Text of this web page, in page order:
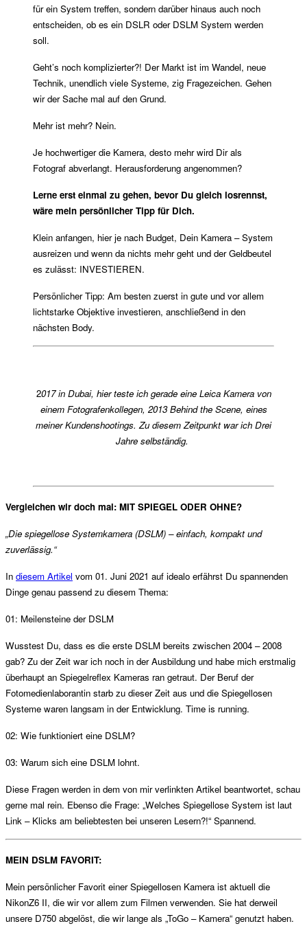
für ein System treffen, sondern darüber hinaus auch noch
entscheiden, ob es ein DSLR oder DSLM System werden
soll.
Geht’s noch komplizierter?! Der Markt ist im Wandel, neue
Technik, unendlich viele Systeme, zig Fragezeichen. Gehen
wir der Sache mal auf den Grund.
Mehr ist mehr? Nein.
Je hochwertiger die Kamera, desto mehr wird Dir als
Fotograf abverlangt. Herausforderung angenommen?
Lerne erst einmal zu gehen, bevor Du gleich losrennst,
wäre mein persönlicher Tipp für Dich.
Klein anfangen, hier je nach Budget, Dein Kamera – System
ausreizen und wenn da nichts mehr geht und der Geldbeutel
es zulässt: INVESTIEREN.
Persönlicher Tipp: Am besten zuerst in gute und vor allem
lichtstarke Objektive investieren, anschließend in den
nächsten Body.
2017 in Dubai, hier teste ich gerade eine Leica Kamera von
einem Fotografenkollegen, 2013 Behind the Scene, eines
meiner Kundenshootings. Zu diesem Zeitpunkt war ich Drei
Jahre selbständig.
Vergleichen wir doch mal: MIT SPIEGEL ODER OHNE?
„Die spiegellose Systemkamera (DSLM) – einfach, kompakt und
zuverlässig.“
In diesem Artikel vom 01. Juni 2021 auf idealo erfährst Du spannenden
Dinge genau passend zu diesem Thema:
01: Meilensteine der DSLM
Wusstest Du, dass es die erste DSLM bereits zwischen 2004 – 2008
gab? Zu der Zeit war ich noch in der Ausbildung und habe mich erstmalig
überhaupt an Spiegelreflex Kameras ran getraut. Der Beruf der
Fotomedienlaborantin starb zu dieser Zeit aus und die Spiegellosen
Systeme waren langsam in der Entwicklung. Time is running.
02: Wie funktioniert eine DSLM?
03: Warum sich eine DSLM lohnt.
Diese Fragen werden in dem von mir verlinkten Artikel beantwortet, schau
gerne mal rein. Ebenso die Frage: „Welches Spiegellose System ist laut
Link – Klicks am beliebtesten bei unseren Lesern?!“ Spannend.
MEIN DSLM FAVORIT:
Mein persönlicher Favorit einer Spiegellosen Kamera ist aktuell die
NikonZ6 II, die wir vor allem zum Filmen verwenden. Sie hat derweil
unsere D750 abgelöst, die wir lange als „ToGo – Kamera“ genutzt haben.